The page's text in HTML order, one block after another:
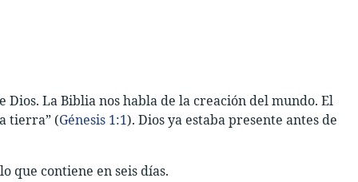
Dios. La Biblia nos habla de la creación del mundo. El
tierra” (Génesis 1:1). Dios ya estaba presente antes de
que contiene en seis días.